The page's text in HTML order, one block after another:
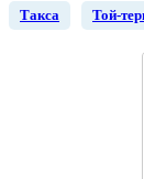
Такса Той-